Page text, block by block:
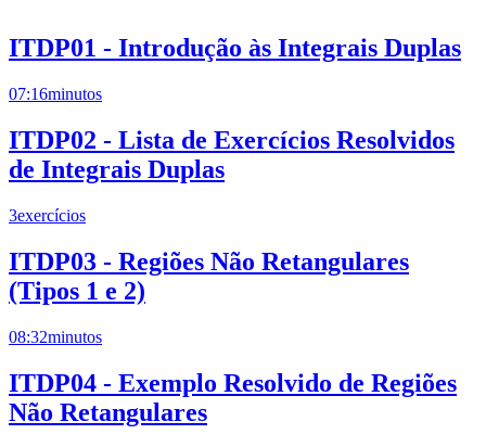
ITDP01 - Introdução às Integrais Duplas
07:16minutos
ITDP02 - Lista de Exercícios Resolvidos
de Integrais Duplas
3exercícios
ITDP03 - Regiões Não Retangulares
(Tipos 1 e 2)
08:32minutos
ITDP04 - Exemplo Resolvido de Regiões
Não Retangulares